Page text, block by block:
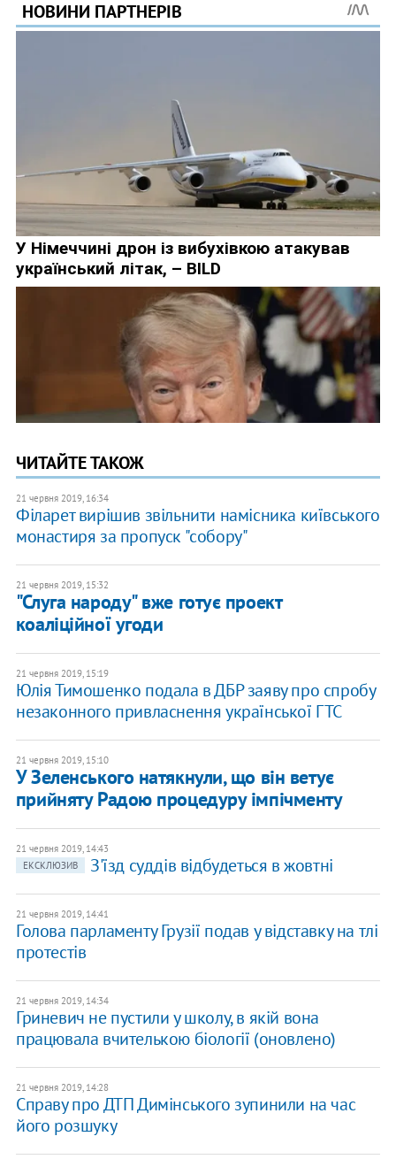
ЧИТАЙТЕ ТАКОЖ
21 червня 2019, 16:34
Філарет вирішив звільнити намісника київського
монастиря за пропуск "собору"
21 червня 2019, 15:32
"Слуга народу" вже готує проект
коаліційної угоди
21 червня 2019, 15:19
Юлія Тимошенко подала в ДБР заяву про спробу
незаконного привласнення української ГТС
21 червня 2019, 15:10
У Зеленського натякнули, що він ветує
прийняту Радою процедуру імпічменту
21 червня 2019, 14:43
ЕКСКЛЮЗИВ
З'їзд суддів відбудеться в жовтні
21 червня 2019, 14:41
Голова парламенту Грузії подав у відставку на тлі
протестів
21 червня 2019, 14:34
Гриневич не пустили у школу, в якій вона
працювала вчителькою біології (оновлено)
21 червня 2019, 14:28
Справу про ДТП Димінського зупинили на час
його розшуку